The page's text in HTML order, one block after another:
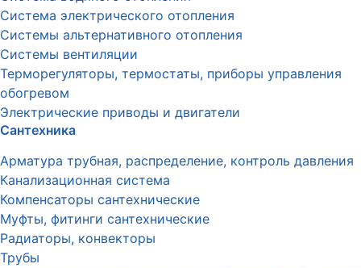
Система электрического отопления
Системы альтернативного отопления
Системы вентиляции
Терморегуляторы, термостаты, приборы управления
обогревом
Электрические приводы и двигатели
Сантехника
Арматура трубная, распределение, контроль давления
Канализационная система
Компенсаторы сантехнические
Муфты, фитинги сантехнические
Радиаторы, конвекторы
Трубы